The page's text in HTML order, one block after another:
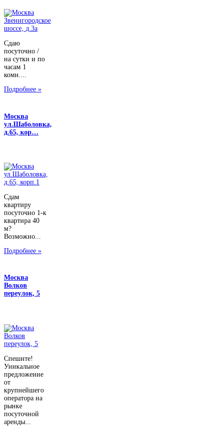
Сдаю
посуточно /
на сутки и по
часам 1
комн....
Подробнее »
Москва
ул.Шаболовка,
д.65, кор…
Сдам
квартиру
посуточно 1-к
квартира 40
м?
Возможно...
Подробнее »
Москва
Волков
переулок, 5
Спешите!
Уникальное
предложение
от
крупнейшего
оператора на
рынке
посуточной
аренды...